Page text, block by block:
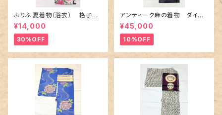
ふりふ 夏着物（浴衣） 格子に
百合や秋草花
¥14,000
30%OFF
アンティーク麻の着物 ダイヤ
に市松柄の上布
¥45,000
10%OFF